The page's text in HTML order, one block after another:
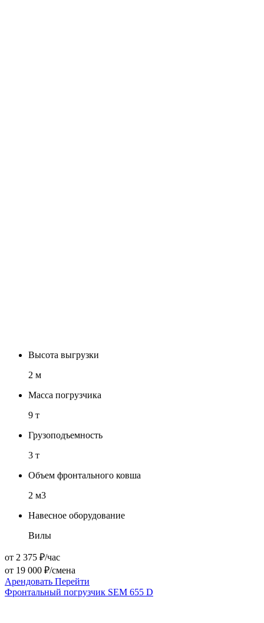
Высота выгрузки
2 м
Масса погрузчика
9 т
Грузоподъемность
3 т
Объем фронтального ковша
2 м3
Навесное оборудование
Вилы
от 2 375 ₽/час
от 19 000 ₽/смена
Арендовать Перейти
Фронтальный погрузчик SEM 655 D